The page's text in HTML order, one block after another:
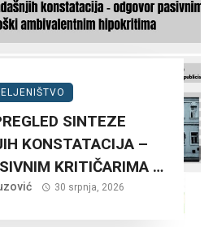
SINTEZE
KONSTATACIJA –
KRITIČARIMA I
AMBIVALENTNIM
30 srpnja, 2026